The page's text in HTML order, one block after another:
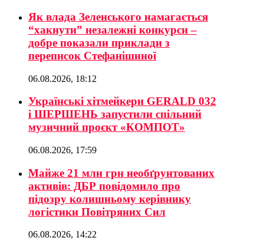
Як влада Зеленського намагається
“хакнути” незалежні конкурси –
добре показали приклади з
переписок Стефанішиної
06.08.2026, 18:12
Українські хітмейкери GERALD 032
і ШЕРШЕНЬ запустили спільний
музичний проєкт «КОМПОТ»
06.08.2026, 17:59
Майже 21 млн грн необґрунтованих
активів: ДБР повідомило про
підозру колишньому керівнику
логістики Повітряних Сил
06.08.2026, 14:22